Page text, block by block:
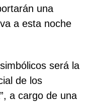
una
a esta noche
será la
de los
a cargo de una